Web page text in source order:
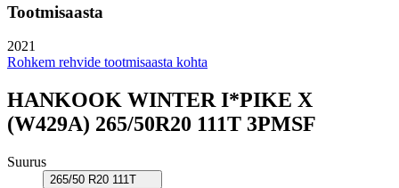
Tootmisaasta
2021
Rohkem rehvide tootmisaasta kohta
HANKOOK WINTER I*PIKE X
(W429A) 265/50R20 111T 3PMSF
Suurus
265/50 R20 111T